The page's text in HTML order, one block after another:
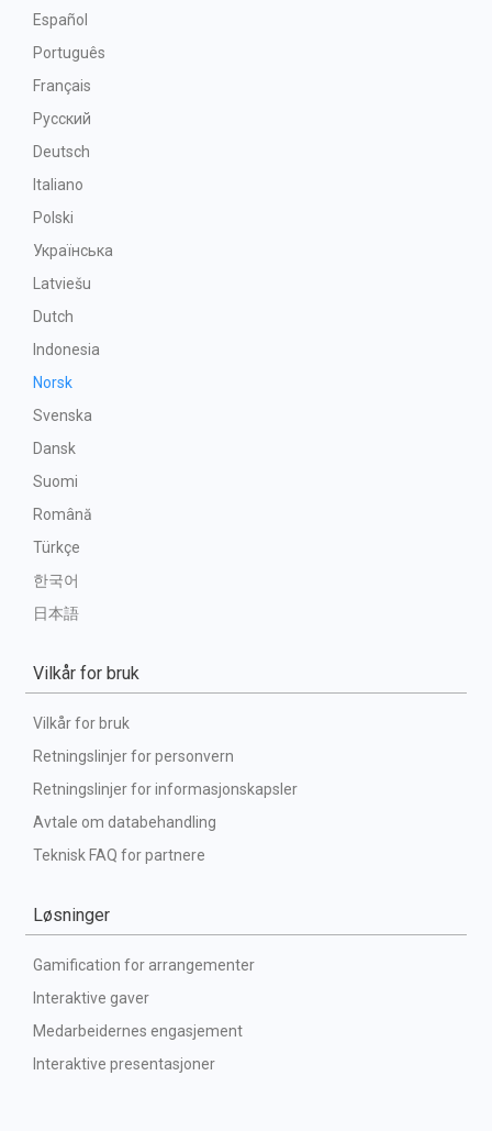
Español
Português
Français
Русский
Deutsch
Italiano
Polski
Українська
Latviešu
Dutch
Indonesia
Norsk
Svenska
Dansk
Suomi
Română
Türkçe
한국어
日本語
Vilkår for bruk
Vilkår for bruk
Retningslinjer for personvern
Retningslinjer for informasjonskapsler
Avtale om databehandling
Teknisk FAQ for partnere
Løsninger
Gamification for arrangementer
Interaktive gaver
Medarbeidernes engasjement
Interaktive presentasjoner